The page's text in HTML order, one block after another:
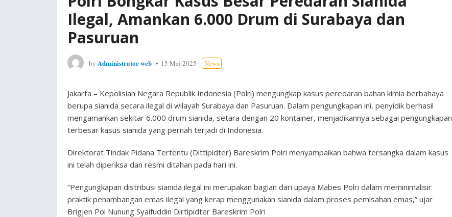
Ilegal, Amankan 6.000 Drum di Surabaya dan
Pasuruan
by Administrator web 15 Mei 2025 News
Jakarta – Kepolisian Negara Republik Indonesia (Polri) mengungkap kasus peredaran bahan kimia berbahaya
berupa sianida secara ilegal di wilayah Surabaya dan Pasuruan. Dalam pengungkapan ini, penyidik berhasil
mengamankan sekitar 6.000 drum sianida, setara dengan 20 kontainer, menjadikannya sebagai pengungkapan
terbesar kasus sianida yang pernah terjadi di Indonesia.
Direktorat Tindak Pidana Tertentu (Dittipidter) Bareskrim Polri menyampaikan bahwa tersangka dalam kasus
ini telah diperiksa dan resmi ditahan pada hari ini.
“Pengungkapan distribusi sianida ilegal ini merupakan bagian dari upaya Mabes Polri dalam meminimalisir
praktik penambangan emas ilegal yang kerap menggunakan sianida dalam proses pemisahan emas,” ujar
Brigjen Pol Nunung Syaifuddin Dirtipidter Bareskrim Polri